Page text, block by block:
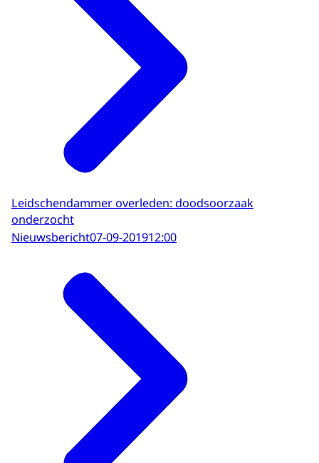
Leidschendammer overleden: doodsoorzaak
onderzocht
Nieuwsbericht07-09-201912:00